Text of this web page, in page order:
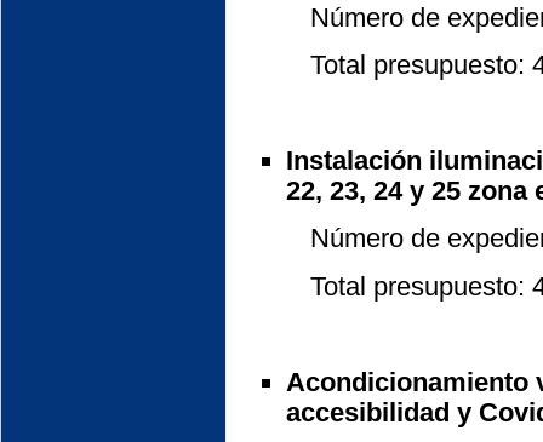
Número de
Total presupuesto:
Instalación
22, 23, 24 y 25 zona
Número de
Total presupuesto:
Acondicionamiento
accesibilidad y